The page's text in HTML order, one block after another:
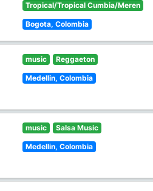
Tropical/Tropical Cumbia/Meren
Bogota, Colombia
music Reggaeton
Medellin, Colombia
music Salsa Music
Medellin, Colombia